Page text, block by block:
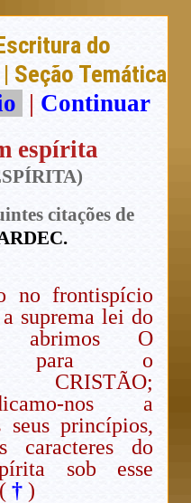
do
Seção Temática
| Continuar
espírita
citações de
no frontispício
suprema lei do
abrimos O
para o
CRISTÃO;
nos a
seus princípios,
caracteres do
sob esse
† )